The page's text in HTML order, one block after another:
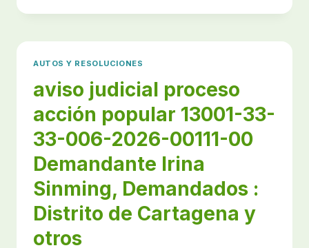
EPA-
001669-
DE
MIÉRCOLES,
22
DE
JULIO
DE
AUTOS Y RESOLUCIONES
aviso judicial proceso
acción popular 13001-33-
33-006-2026-00111-00
Demandante Irina
Sinming, Demandados :
Distrito de Cartagena y
otros